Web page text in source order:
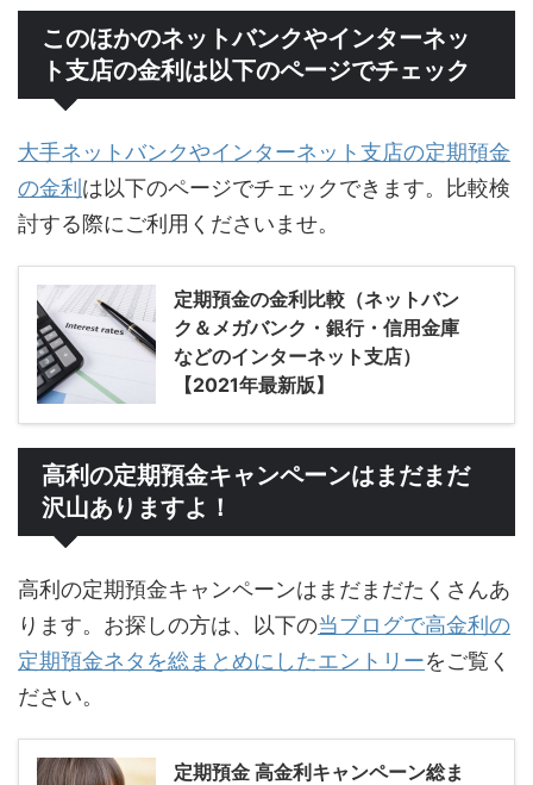
このほかのネットバンクやインターネッ
ト支店の金利は以下のページでチェック
大手ネットバンクやインターネット支店の定期預金
の金利は以下のページでチェックできます。比較検
討する際にご利用くださいませ。
定期預金の金利比較（ネットバン
ク＆メガバンク・銀行・信用金庫
などのインターネット支店）
【2021年最新版】
高利の定期預金キャンペーンはまだまだ
沢山ありますよ！
高利の定期預金キャンペーンはまだまだたくさんあ
ります。お探しの方は、以下の当ブログで高金利の
定期預金ネタを総まとめにしたエントリーをご覧く
ださい。
定期預金 高金利キャンペーン総ま